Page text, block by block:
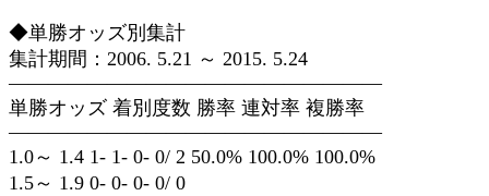
◆単勝オッズ別集計
集計期間：2006. 5.21 ～ 2015. 5.24
———————————————————
単勝オッズ 着別度数 勝率 連対率 複勝率
———————————————————
1.0～ 1.4 1- 1- 0- 0/ 2 50.0% 100.0% 100.0%
1.5～ 1.9 0- 0- 0- 0/ 0